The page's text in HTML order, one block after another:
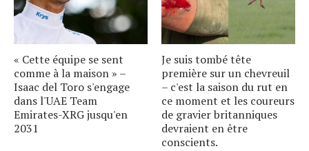
« Cette équipe se sent
comme à la maison » –
Isaac del Toro s'engage
dans l'UAE Team
Emirates-XRG jusqu'en
2031
Je suis tombé tête
première sur un chevreuil
– c'est la saison du rut en
ce moment et les coureurs
de gravier britanniques
devraient en être
conscients.